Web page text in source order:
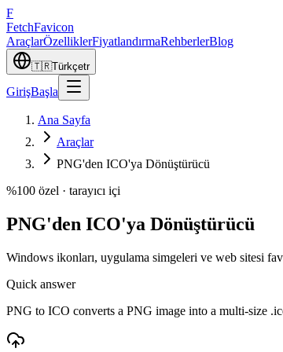
F
FetchFavicon
AraçlarÖzelliklerFiyatlandırmaRehberlerBlog
🇹🇷Türkçetr
GirişBaşla
Ana Sayfa
Araçlar
PNG'den ICO'ya Dönüştürücü
%100 özel · tarayıcı içi
PNG'den ICO'ya Dönüştürücü
Windows ikonları, uygulama simgeleri ve web sitesi
Quick answer
PNG to ICO converts a PNG image into a multi-size